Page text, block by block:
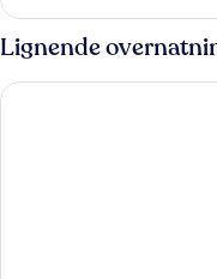
2
Queen
Beds
Second
Floor
Lignende
Travelodge by